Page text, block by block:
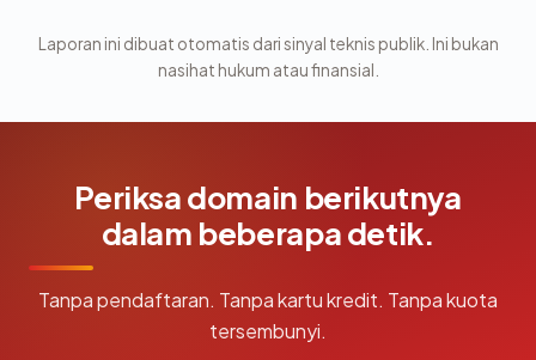
Laporan ini dibuat otomatis dari sinyal teknis publik. Ini bukan
nasihat hukum atau finansial.
Periksa domain berikutnya
dalam beberapa detik.
Tanpa pendaftaran. Tanpa kartu kredit. Tanpa kuota
tersembunyi.